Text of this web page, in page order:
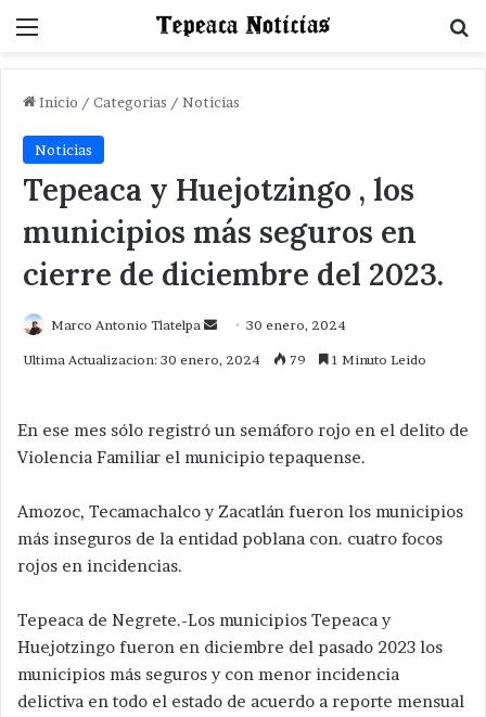
Menu
Inicio / Categorias / Noticias
Noticias
Tepeaca y Huejotzingo , los
municipios más seguros en
cierre de diciembre del 2023.
Marco Antonio Tlatelpa
Send30 enero, 2024
Ultima Actualizacion: 30 enero, 2024 79 1 Minuto Leido
En ese mes sólo registró un semáforo rojo en el delito de
Violencia Familiar el municipio tepaquense.
Amozoc, Tecamachalco y Zacatlán fueron los municipios
más inseguros de la entidad poblana con. cuatro focos
rojos en incidencias.
Tepeaca de Negrete.-Los municipios Tepeaca y
Huejotzingo fueron en diciembre del pasado 2023 los
municipios más seguros y con menor incidencia
delictiva en todo el estado de acuerdo a reporte mensual